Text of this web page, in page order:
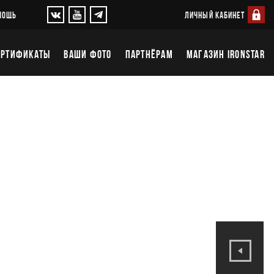
ЛИЧНЫЙ КАБИНЕТ
ВАШИ ФОТО ПАРТНЁРАМ МАГАЗИН IRONSTAR